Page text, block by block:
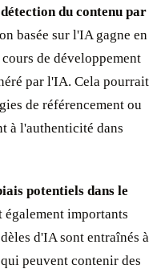
du contenu par
basée sur l'IA gagne en
de développement
par l'IA. Cela pourrait
de référencement ou
à l'authenticité dans
potentiels dans le
également importants
d'IA sont entraînés à
peuvent contenir des